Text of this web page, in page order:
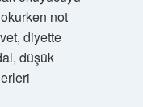
not
diyette
düşük